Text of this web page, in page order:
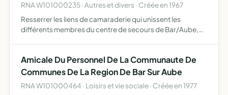
RNA W101000235 · Autres et divers · Créée en 1967
Resserrer les liens de camaraderie qui unissent les
différents membres du centre de secours de Bar/Aube,
ains…
Amicale Du Personnel De La Communaute De
Communes De La Region De Bar Sur Aube
RNA W101000464 · Loisirs et vie sociale · Créée en 1977